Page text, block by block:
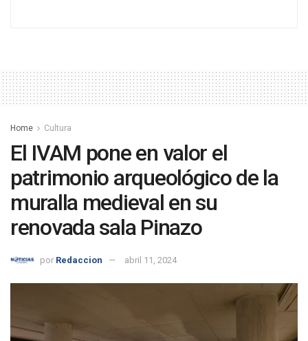
Home Cultura
El IVAM pone en valor el
patrimonio arqueológico de la
muralla medieval en su
renovada sala Pinazo
por Redaccion abril 11, 2024